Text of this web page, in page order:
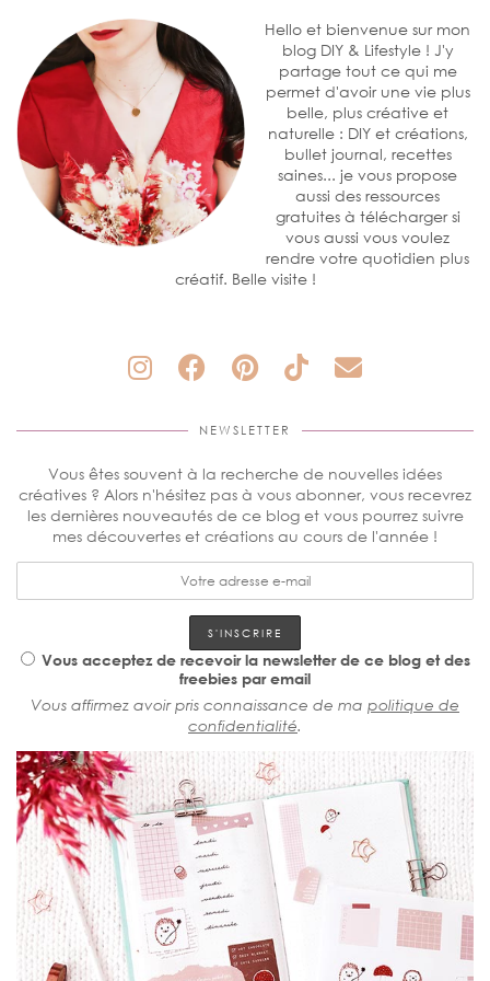
Hello et bienvenue sur mon
blog DIY & Lifestyle ! J'y
partage tout ce qui me
permet d'avoir une vie plus
belle, plus créative et
naturelle : DIY et créations,
bullet journal, recettes
saines... je vous propose
aussi des ressources
gratuites à télécharger si
vous aussi vous voulez
rendre votre quotidien plus
créatif. Belle visite !
NEWSLETTER
Vous êtes souvent à la recherche de nouvelles idées
créatives ? Alors n'hésitez pas à vous abonner, vous recevrez
les dernières nouveautés de ce blog et vous pourrez suivre
mes découvertes et créations au cours de l'année !
Vous acceptez de recevoir la newsletter de ce blog et des
freebies par email
Vous affirmez avoir pris connaissance de ma politique de
confidentialité.